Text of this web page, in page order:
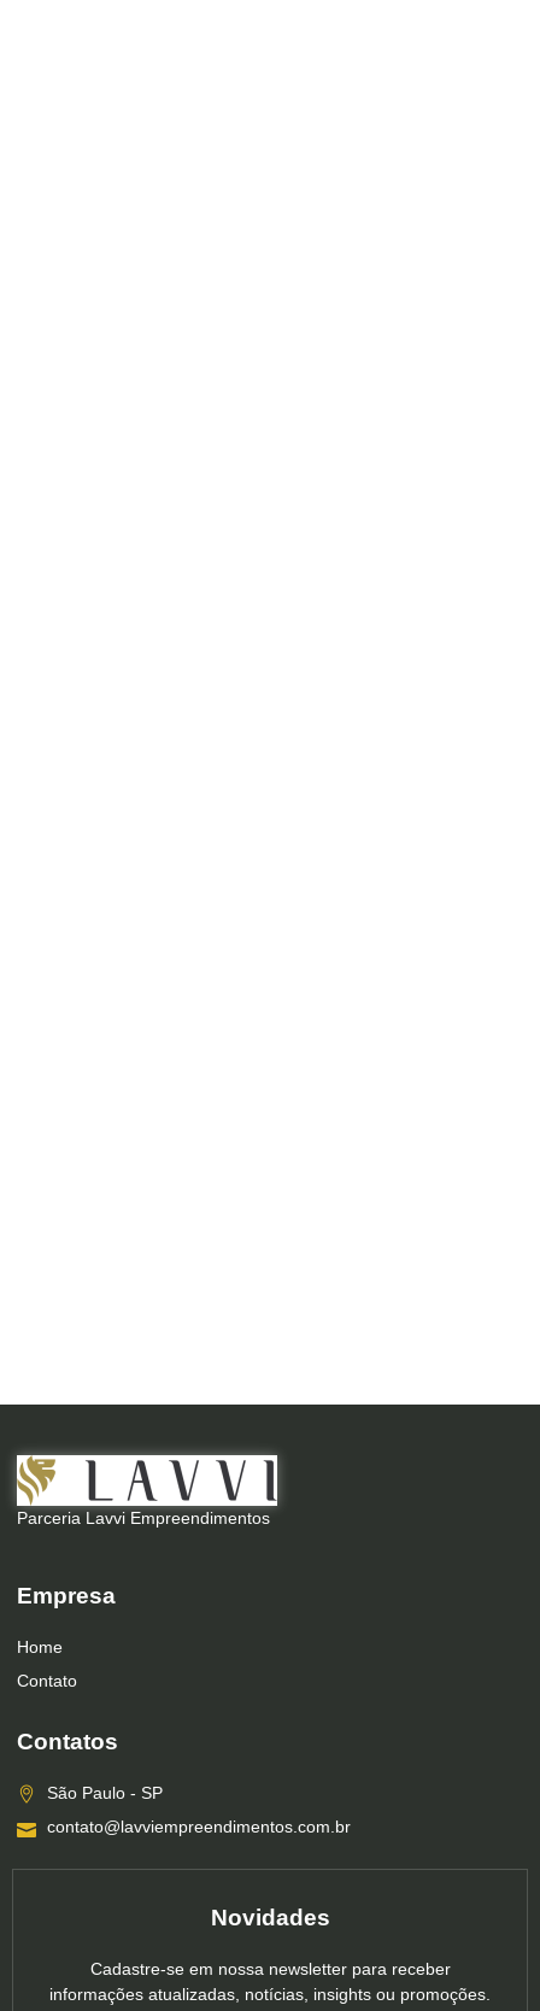
Parceria Lavvi Empreendimentos
Empresa
Home
Contato
Contatos
São Paulo - SP
contato@lavviempreendimentos.com.br
Novidades
Cadastre-se em nossa newsletter para receber
informações atualizadas, notícias, insights ou promoções.